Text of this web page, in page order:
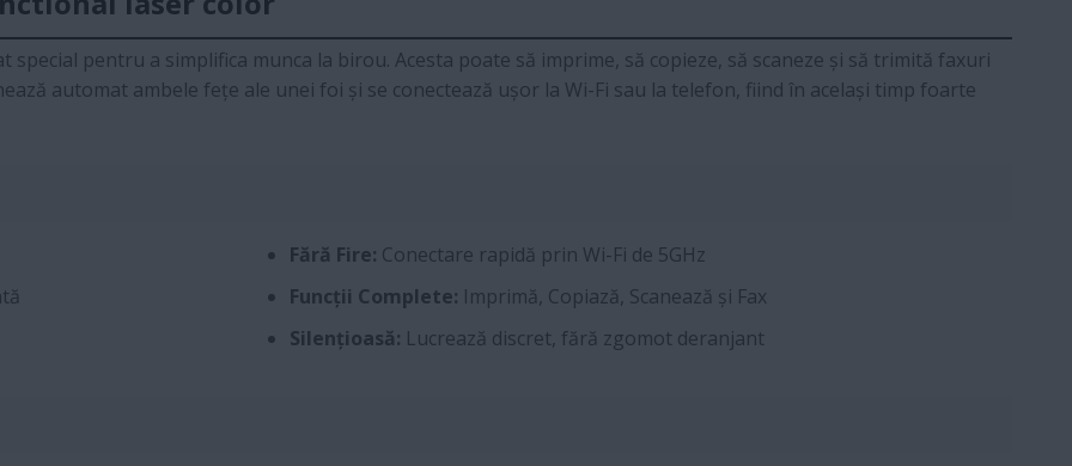
special pentru a simplifica munca la birou. Acesta poate să imprime, să copieze, să scaneze și să trimită faxuri
automat ambele fețe ale unei foi și se conectează ușor la Wi-Fi sau la telefon, fiind în același timp foarte
Fără Fire: Conectare rapidă prin Wi-Fi de 5GHz
Funcții Complete: Imprimă, Copiază, Scanează și Fax
Silențioasă: Lucrează discret, fără zgomot deranjant